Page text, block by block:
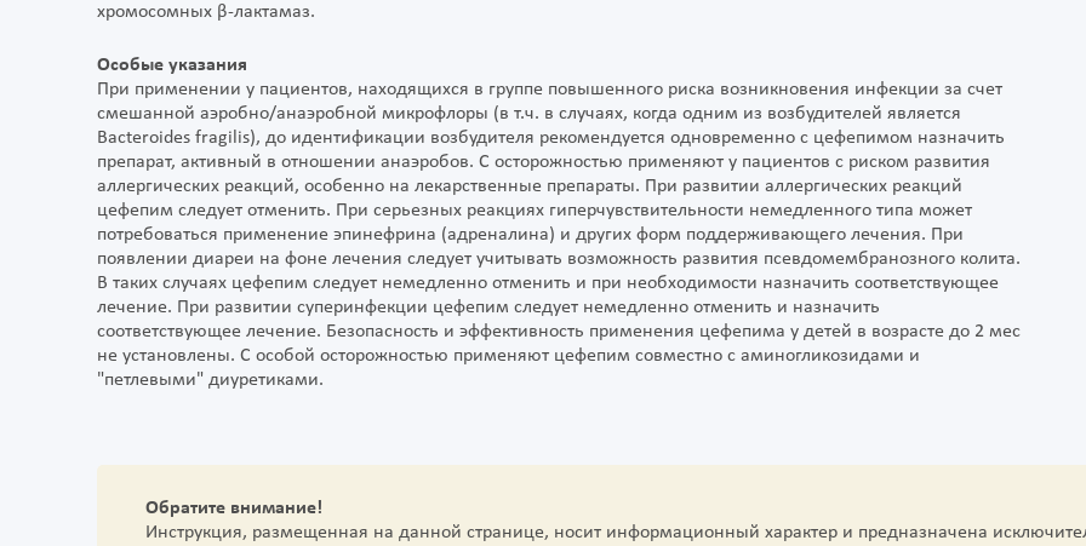
хромосомных β-лактамаз.
Особые указания
При применении у пациентов, находящихся в группе повышенного риска возникновения инфекции за счет
смешанной аэробно/анаэробной микрофлоры (в т.ч. в случаях, когда одним из возбудителей является
Bacteroides fragilis), до идентификации возбудителя рекомендуется одновременно с цефепимом назначить
препарат, активный в отношении анаэробов. С осторожностью применяют у пациентов с риском развития
аллергических реакций, особенно на лекарственные препараты. При развитии аллергических реакций
цефепим следует отменить. При серьезных реакциях гиперчувствительности немедленного типа может
потребоваться применение эпинефрина (адреналина) и других форм поддерживающего лечения. При
появлении диареи на фоне лечения следует учитывать возможность развития псевдомембранозного колита.
В таких случаях цефепим следует немедленно отменить и при необходимости назначить соответствующее
лечение. При развитии суперинфекции цефепим следует немедленно отменить и назначить
соответствующее лечение. Безопасность и эффективность применения цефепима у детей в возрасте до 2 мес
не установлены. С особой осторожностью применяют цефепим совместно с аминогликозидами и
"петлевыми" диуретиками.
Обратите внимание!
Инструкция, размещенная на данной странице, носит информационный характер и предназначена